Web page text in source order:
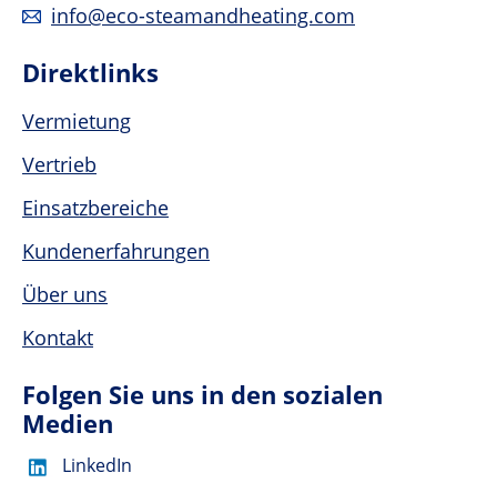
info@eco-steamandheating.com
Direktlinks
Vermietung
Vertrieb
Einsatzbereiche
Kundenerfahrungen
Über uns
Kontakt
Folgen Sie uns in den sozialen
Medien
LinkedIn